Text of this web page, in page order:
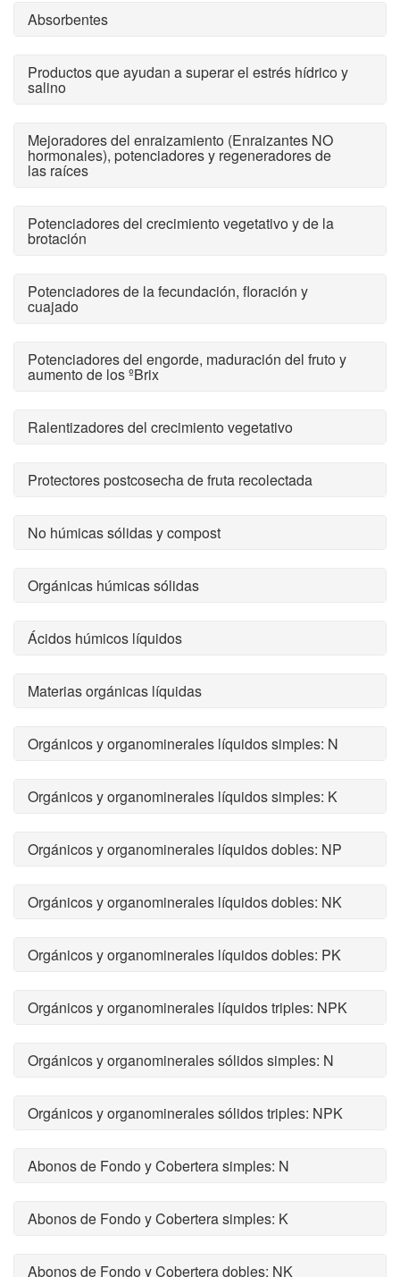
Absorbentes
Productos que ayudan a superar el estrés hídrico y
salino
Mejoradores del enraizamiento (Enraizantes NO
hormonales), potenciadores y regeneradores de
las raíces
Potenciadores del crecimiento vegetativo y de la
brotación
Potenciadores de la fecundación, floración y
cuajado
Potenciadores del engorde, maduración del fruto y
aumento de los ºBrix
Ralentizadores del crecimiento vegetativo
Protectores postcosecha de fruta recolectada
No húmicas sólidas y compost
Orgánicas húmicas sólidas
Ácidos húmicos líquidos
Materias orgánicas líquidas
Orgánicos y organominerales líquidos simples: N
Orgánicos y organominerales líquidos simples: K
Orgánicos y organominerales líquidos dobles: NP
Orgánicos y organominerales líquidos dobles: NK
Orgánicos y organominerales líquidos dobles: PK
Orgánicos y organominerales líquidos triples: NPK
Orgánicos y organominerales sólidos simples: N
Orgánicos y organominerales sólidos triples: NPK
Abonos de Fondo y Cobertera simples: N
Abonos de Fondo y Cobertera simples: K
Abonos de Fondo y Cobertera dobles: NK